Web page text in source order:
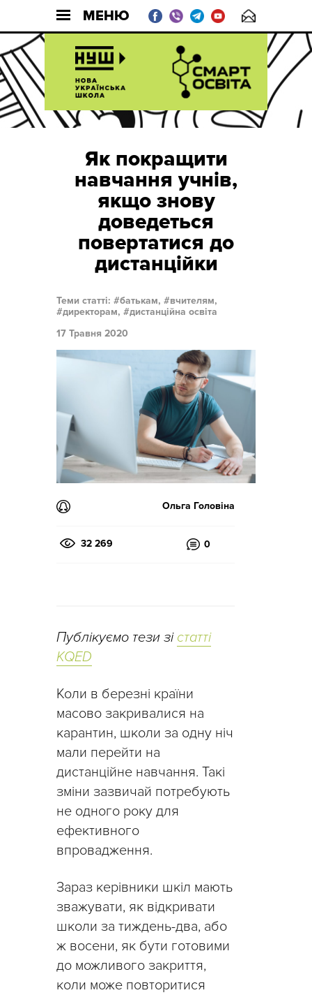
МЕНЮ
Як покращити
навчання учнів,
якщо знову
доведеться
повертатися до
дистанційки
Теми статті: батькам,
вчителям,
директорам,
дистанційна освіта
17 Травня 2020
Ольга Головіна
32 269 0
Публікуємо тези зі статті
KQED
Коли в березні країни
масово закривалися на
карантин, школи за одну ніч
мали перейти на
дистанційне навчання. Такі
зміни зазвичай потребують
не одного року для
ефективного
впровадження.
Зараз керівники шкіл мають
зважувати, як відкривати
школи за тиждень-два, або
ж восени, як бути готовими
до можливого закриття,
коли може повторитися